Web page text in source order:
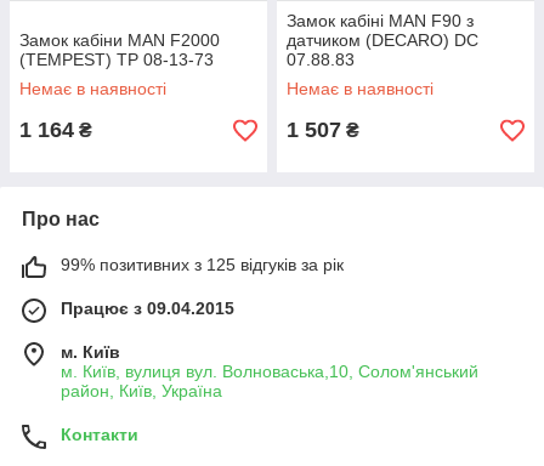
Замок кабіни MAN F2000
(TEMPEST) TP 08-13-73
Немає в наявності
1 164 ₴
Замок кабіні MAN F90 з
датчиком (DECARO) DC
07.88.83
Немає в наявності
1 507 ₴
Про нас
99% позитивних з 125 відгуків за рік
Працює з 09.04.2015
м. Київ
м. Київ, вулиця вул. Волноваська,10, Солом'янський
район, Київ, Україна
Контакти